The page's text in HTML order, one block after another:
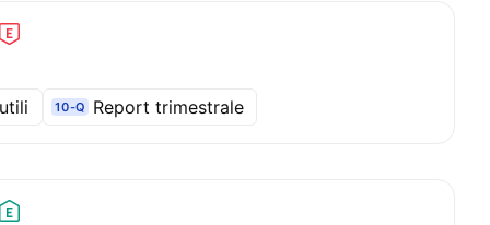
10-Q Report trimestrale